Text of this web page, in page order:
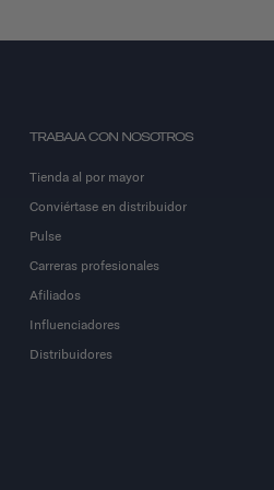
TRABAJA CON NOSOTROS
Tienda al por mayor
Conviértase en distribuidor
Pulse
Carreras profesionales
Afiliados
Influenciadores
Distribuidores